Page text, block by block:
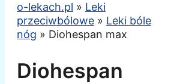
o-lekach.pl » Leki
przeciwbólowe » Leki bóle
nóg » Diohespan max
Diohespan